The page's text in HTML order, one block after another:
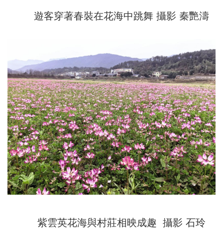
遊客穿著春裝在花海中跳舞 攝影 秦艷濤
紫雲英花海與村莊相映成趣 攝影 石玲